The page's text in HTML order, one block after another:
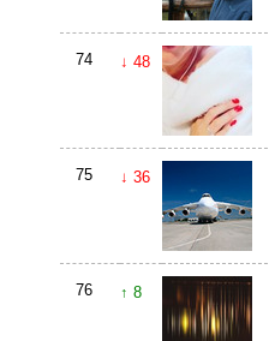
74 ↓ 48
75 ↓ 36
76 ↑ 8